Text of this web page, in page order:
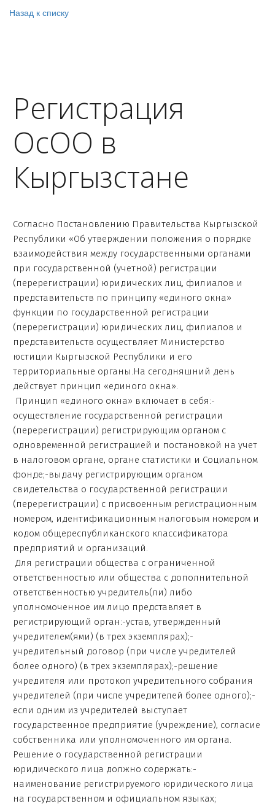
Назад к списку
Регистрация
ОсОО в
Кыргызстане
Согласно Постановлению Правительства Кыргызской
Республики «Об утверждении положения о порядке
взаимодействия между государственными органами
при государственной (учетной) регистрации
(перерегистрации) юридических лиц, филиалов и
представительств по принципу «единого окна»
функции по государственной регистрации
(перерегистрации) юридических лиц, филиалов и
представительств осуществляет Министерство
юстиции Кыргызской Республики и его
территориальные органы.На сегодняшний день
действует принцип «единого окна».
Принцип «единого окна» включает в себя:-
осуществление государственной регистрации
(перерегистрации) регистрирующим органом с
одновременной регистрацией и постановкой на учет
в налоговом органе, органе статистики и Социальном
фонде;-выдачу регистрирующим органом
свидетельства о государственной регистрации
(перерегистрации) с присвоенным регистрационным
номером, идентификационным налоговым номером и
кодом общереспубликанского классификатора
предприятий и организаций.
Для регистрации общества с ограниченной
ответственностью или общества с дополнительной
ответственностью учредитель(ли) либо
уполномоченное им лицо представляет в
регистрирующий орган:-устав, утвержденный
учредителем(ями) (в трех экземплярах);-
учредительный договор (при числе учредителей
более одного) (в трех экземплярах);-решение
учредителя или протокол учредительного собрания
учредителей (при числе учредителей более одного);-
если одним из учредителей выступает
государственное предприятие (учреждение), согласие
собственника или уполномоченного им органа.
Решение о государственной регистрации
юридического лица должно содержать:-
наименование регистрируемого юридического лица
на государственном и официальном языках;